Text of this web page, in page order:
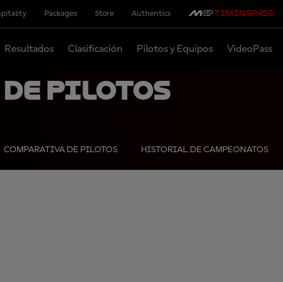
Packages Store Authentics
Resultados Clasificación Pilotos y Equipos VideoPass
pilotos
COMPARATIVA DE PILOTOS HISTORIAL DE CAMPEONATOS